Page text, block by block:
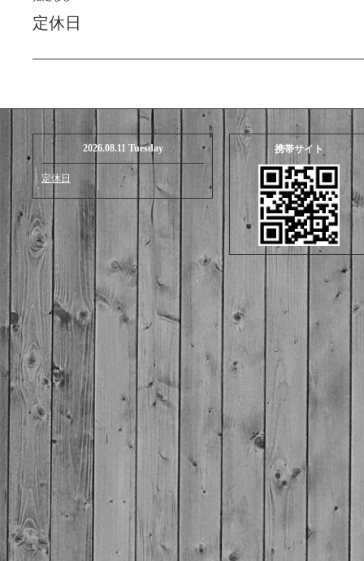
定休日
2026.08.11 Tuesday
定休日
携帯サイト